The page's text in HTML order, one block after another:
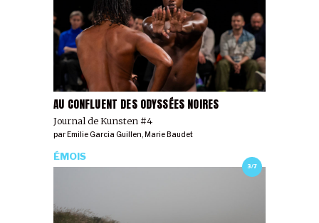
AU CONFLUENT DES ODYSSÉES NOIRES
Journal de Kunsten #4
parEmilie Garcia Guillen,Marie Baudet
3/7
ÉMOIS